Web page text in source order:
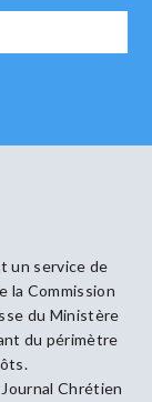
un service de
la Commission
du Ministère
du périmètre
Chrétien